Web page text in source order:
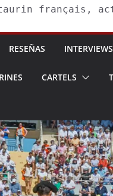
français,
RESEÑAS INTERVIEWS
CARTELS